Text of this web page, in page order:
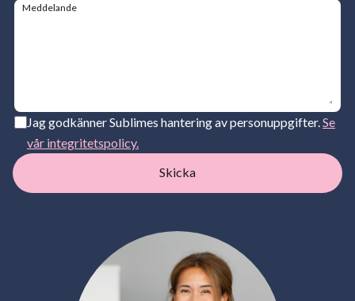
Meddelande
Jag godkänner Sublimes hantering av personuppgifter.Se
vår integritetspolicy.